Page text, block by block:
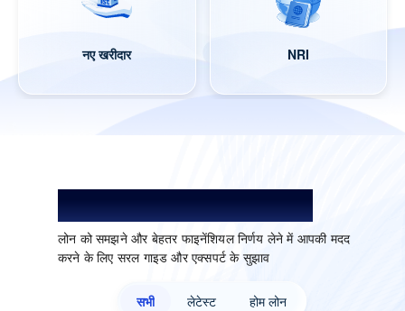
नए खरीदार NRI
लोन को समझें. बेहतर विकल्प चुनें.
लोन को समझने और बेहतर फाइनेंशियल निर्णय लेने में आपकी मदद
करने के लिए सरल गाइड और एक्सपर्ट के सुझाव
सभी लेटेस्ट होम लोन